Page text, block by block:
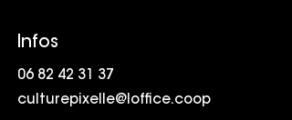
Infos
06 82 42 31 37
culturepixelle@loffice.coop